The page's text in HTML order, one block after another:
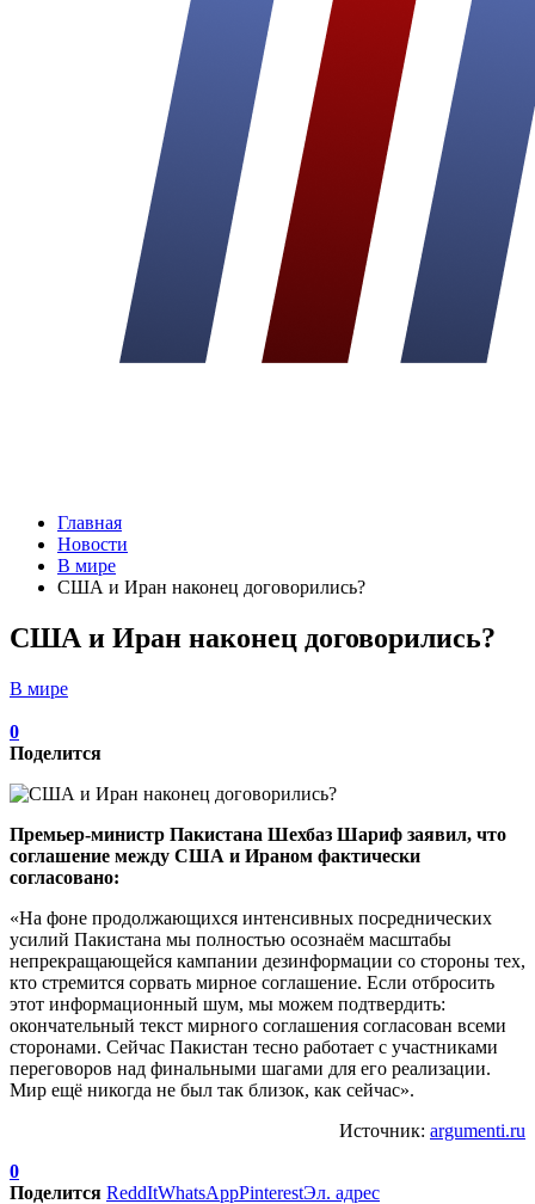
Главная
Новости
В мире
США и Иран наконец договорились?
США и Иран наконец договорились?
В мире
0
Поделится
Премьер-министр Пакистана Шехбаз Шариф заявил, что
соглашение между США и Ираном фактически
согласовано:
«На фоне продолжающихся интенсивных посреднических
усилий Пакистана мы полностью осознаём масштабы
непрекращающейся кампании дезинформации со стороны тех,
кто стремится сорвать мирное соглашение. Если отбросить
этот информационный шум, мы можем подтвердить:
окончательный текст мирного соглашения согласован всеми
сторонами. Сейчас Пакистан тесно работает с участниками
переговоров над финальными шагами для его реализации.
Мир ещё никогда не был так близок, как сейчас».
Источник: argumenti.ru
0
Поделится ReddItWhatsAppPinterestЭл. адрес